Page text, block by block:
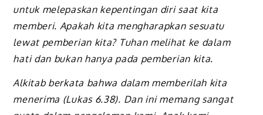
untuk melepaskan kepentingan diri saat kita
memberi. Apakah kita mengharapkan sesuatu
lewat pemberian kita? Tuhan melihat ke dalam
hati dan bukan hanya pada pemberian kita.
Alkitab berkata bahwa dalam memberilah kita
menerima (Lukas 6.38). Dan ini memang sangat